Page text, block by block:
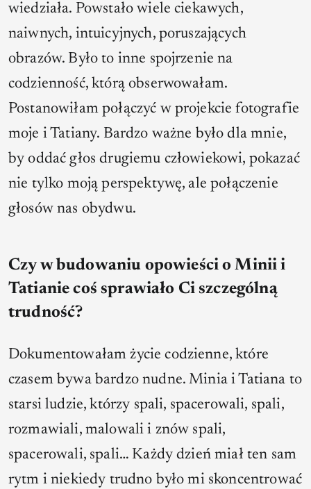
wiedziała. Powstało wiele ciekawych,
naiwnych, intuicyjnych, poruszających
obrazów. Było to inne spojrzenie na
codzienność, którą obserwowałam.
Postanowiłam połączyć w projekcie fotografie
moje i Tatiany. Bardzo ważne było dla mnie,
by oddać głos drugiemu człowiekowi, pokazać
nie tylko moją perspektywę, ale połączenie
głosów nas obydwu.
Czy w budowaniu opowieści o Minii i
Tatianie coś sprawiało Ci szczególną
trudność?
Dokumentowałam życie codzienne, które
czasem bywa bardzo nudne. Minia i Tatiana to
starsi ludzie, którzy spali, spacerowali, spali,
rozmawiali, malowali i znów spali,
spacerowali, spali… Każdy dzień miał ten sam
rytm i niekiedy trudno było mi skoncentrować